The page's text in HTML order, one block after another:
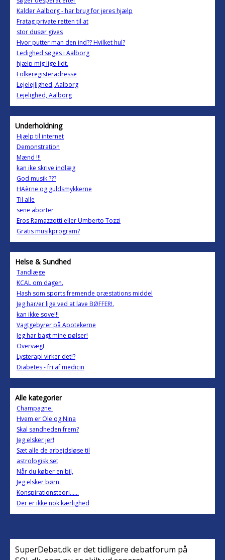
Kalder Aalborg - har brug for jeres hjælp
Fratag private retten til at
stor dusør gives
Hvor putter man den ind?? Hvilket hul?
Ledighed søges i Aalborg
hjælp mig lige lidt.
Folkeregisteradresse
Lejelejlighed, Aalborg
Lejelighed, Aalborg
Underholdning
Hjælp til internet
Demonstration
Mænd !!!
kan ike skrive indlæg
God musik ???
HAèrne og guldsmykkerne
Til alle
sene aborter
Eros Ramazzotti eller Umberto Tozzi
Gratis musikprogram?
Helse & Sundhed
Tandlæge
KCAL om dagen.
Hash som sports fremende præstations middel
Jeg har/er lige ved at lave BØFFER!.
kan ikke sove!!!
Vagtgebyrer på Apotekerne
Jeg har bagt mine pølser!
Overvægt
Lysterapi virker det!?
Diabetes - fri af medicin
Alle kategorier
Champagne.
Hvem er Ole og Nina
Skal sandheden frem?
Jeg elsker jer!
Sæt alle de arbejdsløse til
astrologisk set
Når du køber en bil,
Jeg elsker børn.
Konspirationsteori......
Der er ikke nok kærlighed
SuperDebat.dk er det tidligere debatforum på